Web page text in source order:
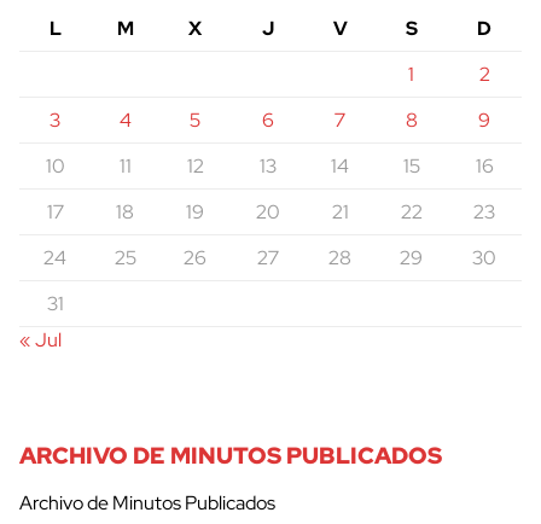
L M X J V S
D
1
2
3
4 5 6 7 8
9
10
11 12 13 14 15
16
17
18 19 20 21 22
23
24
25 26 27 28 29
30
31
« Jul
ARCHIVO DE MINUTOS PUBLICADOS
Archivo de Minutos Publicados